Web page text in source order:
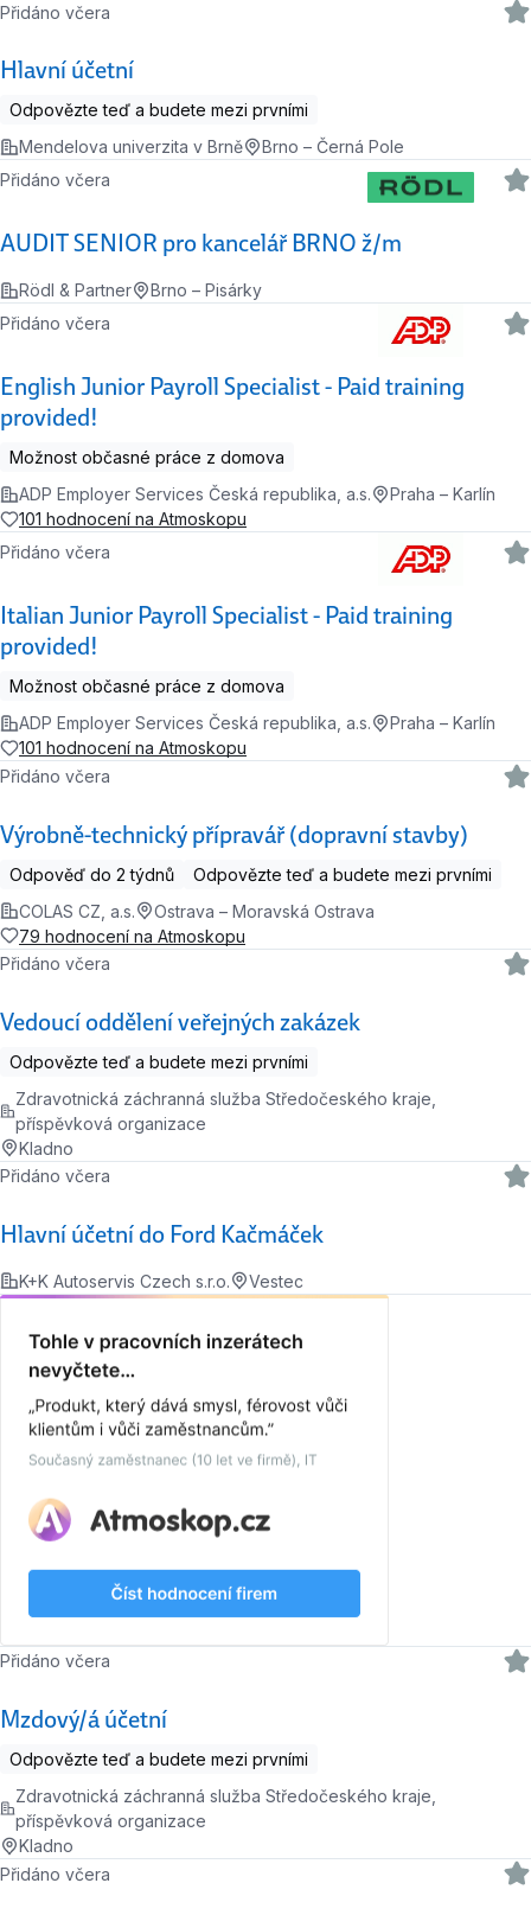
Hlavní účetní
Přidáno včera
Odpovězte teď a budete mezi prvními
Mendelova univerzita v Brně
Brno – Černá Pole
AUDIT SENIOR pro kancelář BRNO ž/m
Přidáno včera
Rödl & Partner Brno – Pisárky
English Junior Payroll Specialist - Paid training
provided!
Přidáno včera
Možnost občasné práce z domova
ADP Employer Services Česká republika, a.s.
Praha – Karlín
101 hodnocení na Atmoskopu
Italian Junior Payroll Specialist - Paid training
provided!
Přidáno včera
Možnost občasné práce z domova
ADP Employer Services Česká republika, a.s.
Praha – Karlín
101 hodnocení na Atmoskopu
Výrobně-technický přípravář (dopravní stavby)
Přidáno včera
Odpověď do 2 týdnů
Odpovězte teď a budete mezi prvními
COLAS CZ, a.s.
Ostrava – Moravská Ostrava
79 hodnocení na Atmoskopu
Vedoucí oddělení veřejných zakázek
Přidáno včera
Odpovězte teď a budete mezi prvními
Zdravotnická záchranná služba Středočeského kraje,
příspěvková organizace
Kladno
Hlavní účetní do Ford Kačmáček
Přidáno včera
K+K Autoservis Czech s.r.o. Vestec
Mzdový/á účetní
Přidáno včera
Odpovězte teď a budete mezi prvními
Zdravotnická záchranná služba Středočeského kraje,
příspěvková organizace
Kladno
Přidáno včera